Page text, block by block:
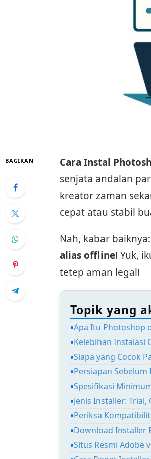
BAGIKAN Cara Instal
senjata andalan
kreator zaman
cepat atau stabil
Nah, kabar
alias offline! Yuk,
tetep aman legal!
Topik yang
Apa Itu Photoshop
Kelebihan Instalasi
Siapa yang Cocok
Persiapan
Spesifikasi
Jenis Installer:
Periksa
Download Installer
Situs Resmi Adobe